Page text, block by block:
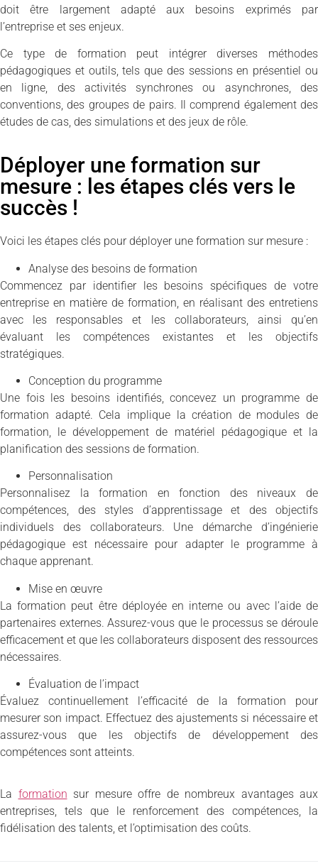
doit être largement adapté aux besoins exprimés par
l’entreprise et ses enjeux.
Ce type de formation peut intégrer diverses méthodes
pédagogiques et outils, tels que des sessions en présentiel ou
en ligne, des activités synchrones ou asynchrones, des
conventions, des groupes de pairs. Il comprend également des
études de cas, des simulations et des jeux de rôle.
Déployer une formation sur
mesure : les étapes clés vers le
succès !
Voici les étapes clés pour déployer une formation sur mesure :
Analyse des besoins de formation
Commencez par identifier les besoins spécifiques de votre
entreprise en matière de formation, en réalisant des entretiens
avec les responsables et les collaborateurs, ainsi qu’en
évaluant les compétences existantes et les objectifs
stratégiques.
Conception du programme
Une fois les besoins identifiés, concevez un programme de
formation adapté. Cela implique la création de modules de
formation, le développement de matériel pédagogique et la
planification des sessions de formation.
Personnalisation
Personnalisez la formation en fonction des niveaux de
compétences, des styles d’apprentissage et des objectifs
individuels des collaborateurs. Une démarche d’ingénierie
pédagogique est nécessaire pour adapter le programme à
chaque apprenant.
Mise en œuvre
La formation peut être déployée en interne ou avec l’aide de
partenaires externes. Assurez-vous que le processus se déroule
efficacement et que les collaborateurs disposent des ressources
nécessaires.
Évaluation de l’impact
Évaluez continuellement l’efficacité de la formation pour
mesurer son impact. Effectuez des ajustements si nécessaire et
assurez-vous que les objectifs de développement des
compétences sont atteints.
La formation sur mesure offre de nombreux avantages aux
entreprises, tels que le renforcement des compétences, la
fidélisation des talents, et l’optimisation des coûts.